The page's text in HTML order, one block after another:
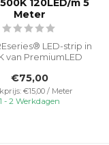
120LED/m 5
Meter
LED-strip in
van PremiumLED
per...
€75,00
€15,00 / Meter
1 - 2 Werkdagen